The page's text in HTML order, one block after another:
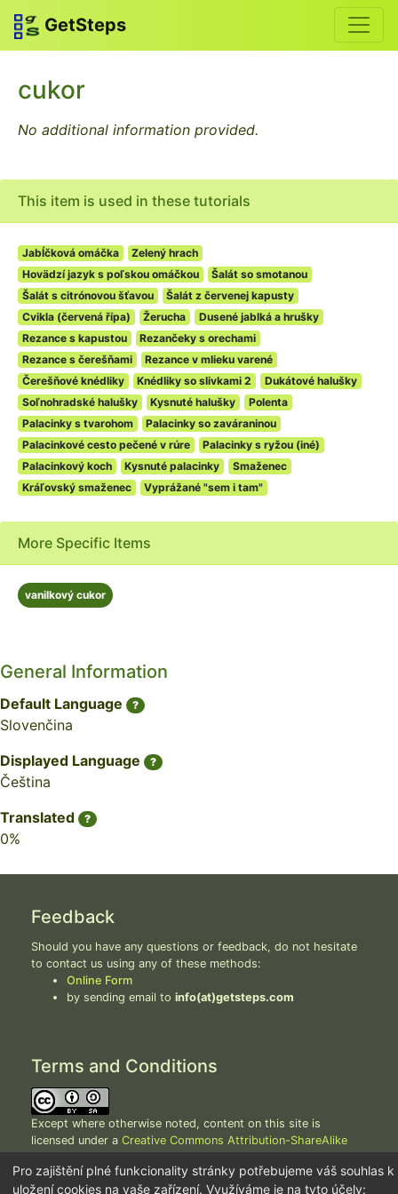
GetSteps
cukor
No additional information provided.
This item is used in these tutorials
Jabĺčková omáčka
Zelený hrach
Hovädzí jazyk s poľskou omáčkou
Šalát so smotanou
Šalát s citrónovou šťavou
Šalát z červenej kapusty
Cvikla (červená řípa)
Žerucha
Dusené jablká a hrušky
Rezance s kapustou
Rezančeky s orechami
Rezance s čerešňami
Rezance v mlieku varené
Čerešňové knédliky
Knédliky so slivkami 2
Dukátové halušky
Soľnohradské halušky
Kysnuté halušky
Polenta
Palacinky s tvarohom
Palacinky so zaváraninou
Palacinkové cesto pečené v rúre
Palacinky s ryžou (iné)
Palacinkový koch
Kysnuté palacinky
Smaženec
Kráľovský smaženec
Vyprážané "sem i tam"
More Specific Items
vanilkový cukor
General Information
Default Language ?
Slovenčina
Displayed Language
?
Čeština
Translated
?
0%
Feedback
Should you have any questions or feedback, do not hesitate
to contact us using any of these methods:
Online Form
by sending email to info(at)getsteps.com
Terms and Conditions
Except where otherwise noted, content on this site is
licensed under a Creative Commons Attribution-ShareAlike
4.0 International License.
Terms Of Use
Privacy Policy Manage Consent
Pro zajištění plné funkcionality stránky potřebujeme váš souhlas k
uložení cookies na vaše zařízení. Využíváme je na tyto účely: